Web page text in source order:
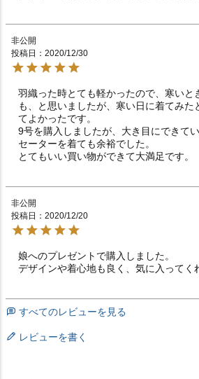
非公開
投稿日
2020/12/30
羽織った時とても軽かったので、寒いと
も、と思いましたが、寒い日に着てみた
てよかったです。
9号を購入しましたが、大き目にできて
セーターを着ても余裕でした。
とてもいい買い物ができて大満足です。
非公開
投稿日
2020/12/20
娘へのプレゼントで購入しました。
デザインや着心地も良く、気に入ってく
すべてのレビューを見る
レビューを書く